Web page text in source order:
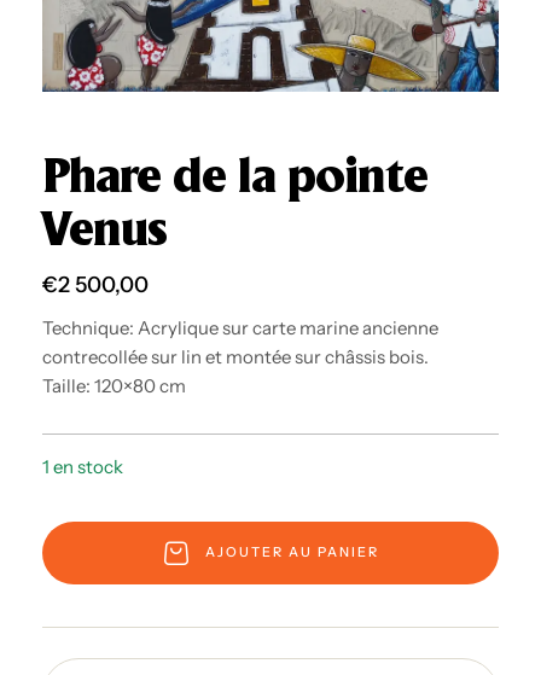
Phare de la pointe
Venus
€2 500,00
Technique: Acrylique sur carte marine ancienne
contrecollée sur lin et montée sur châssis bois.
Taille: 120×80 cm
1 en stock
AJOUTER AU PANIER